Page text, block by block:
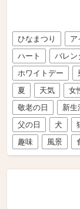
ひなまつり ア
ハート
バレン
ホワイトデー
夏
天気 女
敬老の日
新生
父の日
犬
趣味
風景